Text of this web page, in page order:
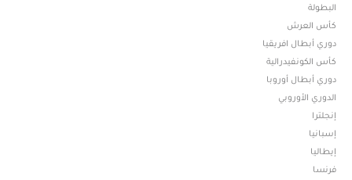
البطولة
كأس العرش
دوري أبطال افريقيا
كأس الكونفيدرالية
دوري أبطال أوروبا
الدوري الأوروبي
إنجلترا
إسبانيا
إيطاليا
فرنسا